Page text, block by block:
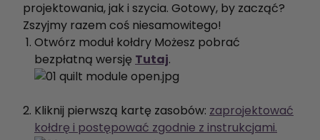
projektowania, jak i szycia. Gotowy, by zacząć?
Zszyjmy razem coś niesamowitego!
Otwórz moduł kołdry Możesz pobrać
bezpłatną wersję Tutaj.
Kliknij pierwszą kartę zasobów: zaprojektować
kołdrę i postępować zgodnie z instrukcjami.